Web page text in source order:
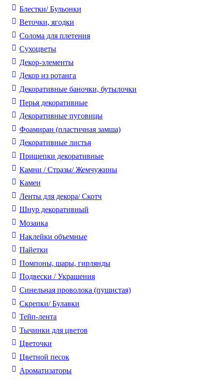
Блестки/ Бульонки
Веточки, ягодки
Солома для плетения
Cухоцветы
Декор-элементы
Декор из ротанга
Декоративные баночки, бутылочки
Перья декоративные
Декоративные пуговицы
Фоамиран (пластичная замша)
Декоративные листья
Прищепки декоративные
Камни / Cтразы/ Жемчужины
Камеи
Ленты для декора/ Скотч
Шнур декоративный
Мозаика
Наклейки объемные
Пайетки
Помпоны, шары, гирлянды
Подвески / Украшения
Синельная проволока (пушистая)
Скрепки/ Булавки
Тейп-лента
Тычинки для цветов
Цветочки
Цветной песок
Ароматизаторы